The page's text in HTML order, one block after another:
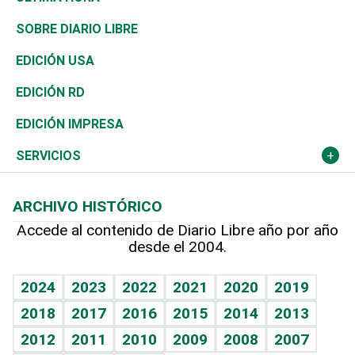
José Boquete
Reportajes
Asia
África
Ocenanía
Caribe
Resto del mundo
Consumo
Vivienda
Telecom.
Global y variable
Economía personal
Belleza
Buena Vida
Sociales
Novedades
Podcast Arte Libre
Hablando con el pediatra
Vida y familia
Eñe
Celebrando la vida
Golf
Ciclismo
Tenis
Olimpismo
Más deportes
Línea de hit
TBT Deportivo
De buena tinta
En Directo
El Espía
Noticiero Poteleche
Columnistas
Clima
Tecnología
Historia
Martes de tecnología
Cambio climático
Mundo
Economía
Revista
Deportes
Opinión
Hecho en casa
Guía del dinero
SOBRE DIARIO LIBRE
EDICIÓN USA
EDICIÓN RD
EDICIÓN IMPRESA
SERVICIOS
Cumpleaños
Horóscopos
Crucigramas
ARCHIVO HISTÓRICO
Accede al contenido de Diario Libre año por año
desde el 2004.
2024 2023 2022 2021 2020
2019
2018
2017 2016 2015 2014
2013
2012
2011 2010 2009 2008 2007